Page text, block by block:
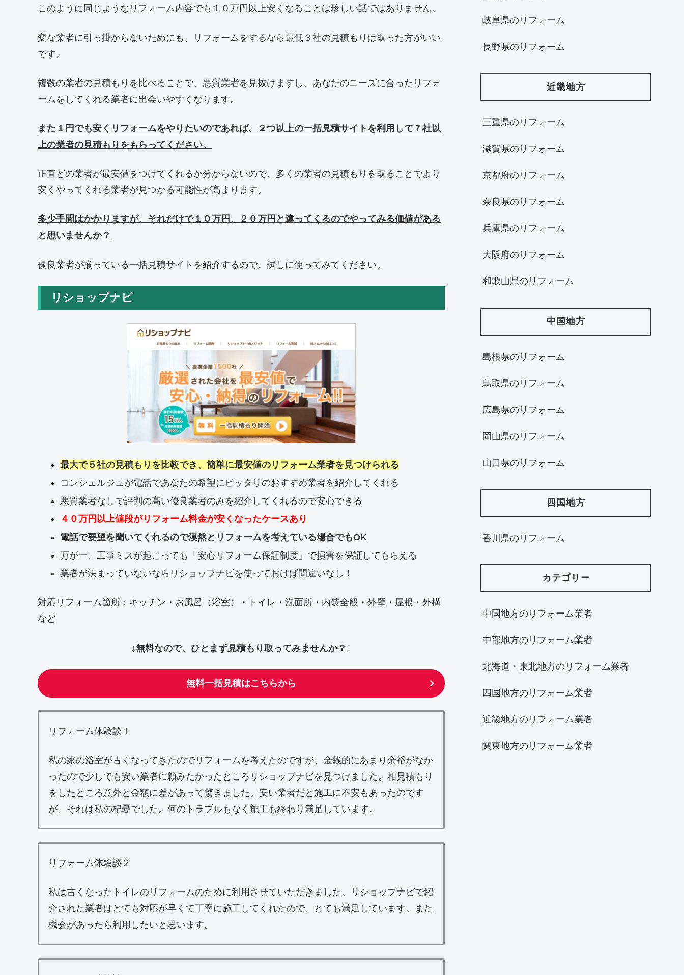
このように同じようなリフォーム内容でも１０万円以上安くなることは珍しい話ではありません。
変な業者に引っ掛からないためにも、リフォームをするなら最低３社の見積もりは取った方がいい
です。
複数の業者の見積もりを比べることで、悪質業者を見抜けますし、あなたのニーズに合ったリフォ
ームをしてくれる業者に出会いやすくなります。
また１円でも安くリフォームをやりたいのであれば、２つ以上の一括見積サイトを利用して７社以
上の業者の見積もりをもらってください。
正直どの業者が最安値をつけてくれるか分からないので、多くの業者の見積もりを取ることでより
安くやってくれる業者が見つかる可能性が高まります。
多少手間はかかりますが、それだけで１０万円、２０万円と違ってくるのでやってみる価値がある
と思いませんか？
優良業者が揃っている一括見積サイトを紹介するので、試しに使ってみてください。
リショップナビ
最大で５社の見積もりを比較でき、簡単に最安値のリフォーム業者を見つけられる
コンシェルジュが電話であなたの希望にピッタリのおすすめ業者を紹介してくれる
悪質業者なしで評判の高い優良業者のみを紹介してくれるので安心できる
４０万円以上値段がリフォーム料金が安くなったケースあり
電話で要望を聞いてくれるので漠然とリフォームを考えている場合でもOK
万が一、工事ミスが起こっても「安心リフォーム保証制度」で損害を保証してもらえる
業者が決まっていないならリショップナビを使っておけば間違いなし！
対応リフォーム箇所：キッチン・お風呂（浴室）・トイレ・洗面所・内装全般・外壁・屋根・外構
など
↓無料なので、ひとまず見積もり取ってみませんか？↓
無料一括見積はこちらから
リフォーム体験談１
私の家の浴室が古くなってきたのでリフォームを考えたのですが、金銭的にあまり余裕がなか
ったので少しでも安い業者に頼みたかったところリショップナビを見つけました。相見積もり
をしたところ意外と金額に差があって驚きました。安い業者だと施工に不安もあったのです
が、それは私の杞憂でした。何のトラブルもなく施工も終わり満足しています。
リフォーム体験談２
私は古くなったトイレのリフォームのために利用させていただきました。リショップナビで紹
介された業者はとても対応が早くて丁寧に施工してくれたので、とても満足しています。また
機会があったら利用したいと思います。
岐阜県のリフォーム
長野県のリフォーム
近畿地方
三重県のリフォーム
滋賀県のリフォーム
京都府のリフォーム
奈良県のリフォーム
兵庫県のリフォーム
大阪府のリフォーム
和歌山県のリフォーム
中国地方
島根県のリフォーム
鳥取県のリフォーム
広島県のリフォーム
岡山県のリフォーム
山口県のリフォーム
四国地方
香川県のリフォーム
カテゴリー
中国地方のリフォーム業者
中部地方のリフォーム業者
北海道・東北地方のリフォーム業者
四国地方のリフォーム業者
近畿地方のリフォーム業者
関東地方のリフォーム業者